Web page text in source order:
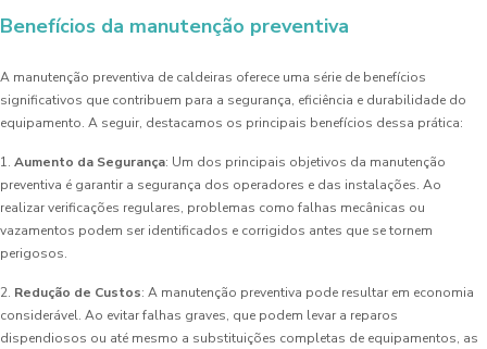
Benefícios da manutenção preventiva
A manutenção preventiva de caldeiras oferece uma série de benefícios
significativos que contribuem para a segurança, eficiência e durabilidade do
equipamento. A seguir, destacamos os principais benefícios dessa prática:
1. Aumento da Segurança: Um dos principais objetivos da manutenção
preventiva é garantir a segurança dos operadores e das instalações. Ao
realizar verificações regulares, problemas como falhas mecânicas ou
vazamentos podem ser identificados e corrigidos antes que se tornem
perigosos.
2. Redução de Custos: A manutenção preventiva pode resultar em economia
considerável. Ao evitar falhas graves, que podem levar a reparos
dispendiosos ou até mesmo a substituições completas de equipamentos, as